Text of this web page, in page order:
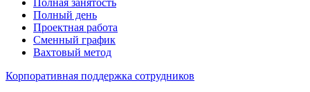
Полный день
Проектная работа
Сменный график
Вахтовый метод
Корпоративная поддержка сотрудников